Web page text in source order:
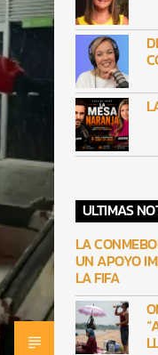
ULTIMAS
LA
UN APOYO
LA FIFA